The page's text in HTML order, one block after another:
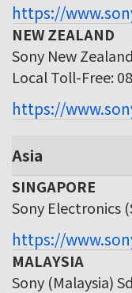
https://
NEW ZEALAND
Sony New
Local Toll-Free:
https://
Asia
SINGAPORE
Sony Electronics
https://
MALAYSIA
Sony (Malaysia)